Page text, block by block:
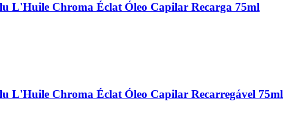
L'Huile Chroma Éclat Óleo Capilar Recarga 75ml
L'Huile Chroma Éclat Óleo Capilar Recarregável 75ml